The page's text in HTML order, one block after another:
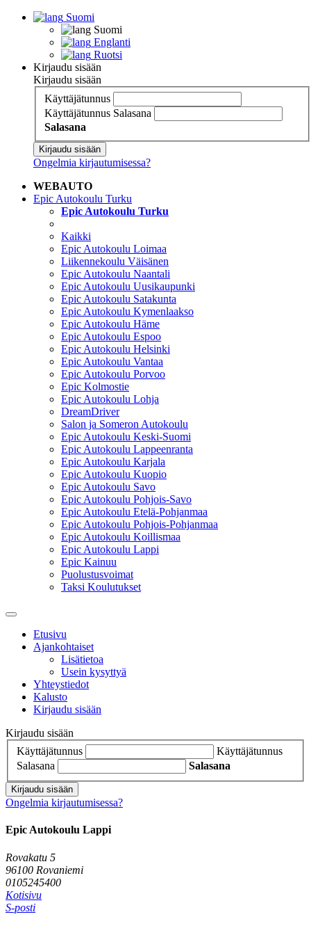
Suomi
Suomi
Englanti
Ruotsi
Kirjaudu sisään
Kirjaudu sisään
Käyttäjätunnus
Käyttäjätunnus Salasana
Salasana
Kirjaudu sisään
Ongelmia kirjautumisessa?
WEBAUTO
Epic Autokoulu Turku
Epic Autokoulu Turku
Kaikki
Epic Autokoulu Loimaa
Liikennekoulu Väisänen
Epic Autokoulu Naantali
Epic Autokoulu Uusikaupunki
Epic Autokoulu Satakunta
Epic Autokoulu Kymenlaakso
Epic Autokoulu Häme
Epic Autokoulu Espoo
Epic Autokoulu Helsinki
Epic Autokoulu Vantaa
Epic Autokoulu Porvoo
Epic Kolmostie
Epic Autokoulu Lohja
DreamDriver
Salon ja Someron Autokoulu
Epic Autokoulu Keski-Suomi
Epic Autokoulu Lappeenranta
Epic Autokoulu Karjala
Epic Autokoulu Kuopio
Epic Autokoulu Savo
Epic Autokoulu Pohjois-Savo
Epic Autokoulu Etelä-Pohjanmaa
Epic Autokoulu Pohjois-Pohjanmaa
Epic Autokoulu Koillismaa
Epic Autokoulu Lappi
Epic Kainuu
Puolustusvoimat
Taksi Koulutukset
Etusivu
Ajankohtaiset
Lisätietoa
Usein kysyttyä
Yhteystiedot
Kalusto
Kirjaudu sisään
Kirjaudu sisään
Käyttäjätunnus
Käyttäjätunnus
Salasana
Salasana
Kirjaudu sisään
Ongelmia kirjautumisessa?
Epic Autokoulu Lappi
Rovakatu 5
96100 Rovaniemi
0105245400
Kotisivu
S-posti